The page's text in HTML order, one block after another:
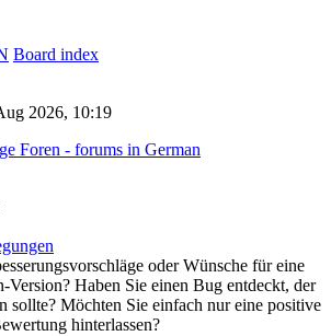
Board index
2026, 10:19
Foren - forums in German
oder Wünsche für eine
Version? Haben Sie einen Bug entdeckt, der
sollte? Möchten Sie einfach nur eine positive
hinterlassen?